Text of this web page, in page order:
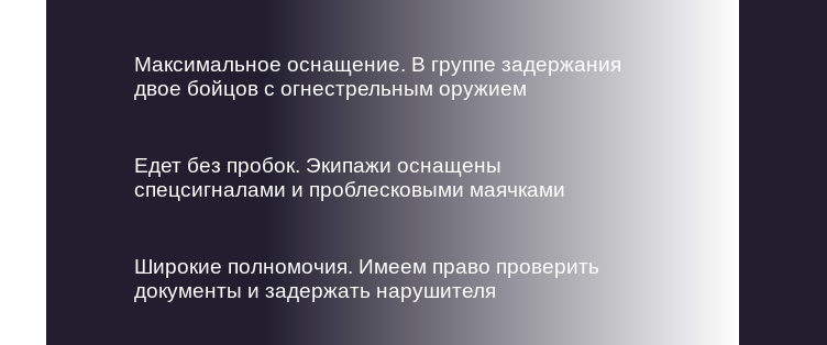
Максимальное оснащение. В группе задержания
двое бойцов с огнестрельным оружием
Едет без пробок. Экипажи оснащены
спецсигналами и проблесковыми маячками
Широкие полномочия. Имеем право проверить
документы и задержать нарушителя